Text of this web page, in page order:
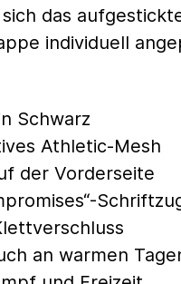
das
individuell
Schwarz
Athletic-Mesh
der Vorderseite
an warmen